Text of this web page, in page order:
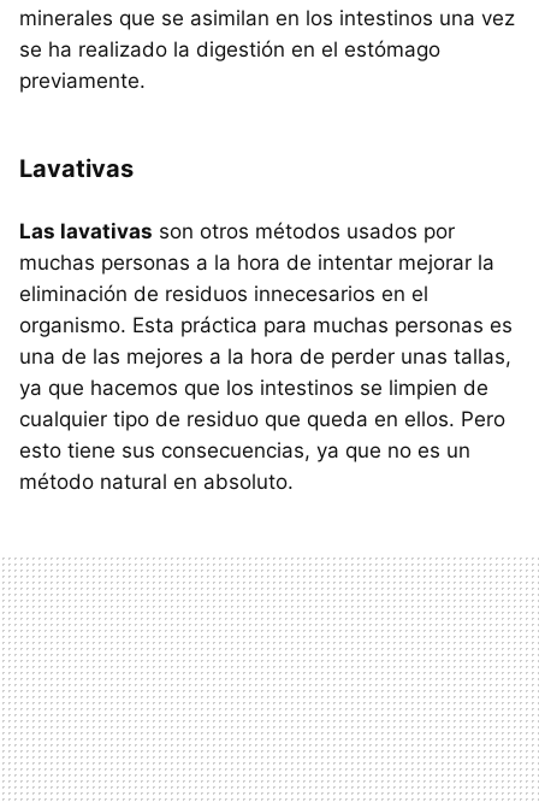
minerales que se asimilan en los intestinos una vez
se ha realizado la digestión en el estómago
previamente.
Lavativas
Las lavativas son otros métodos usados por
muchas personas a la hora de intentar mejorar la
eliminación de residuos innecesarios en el
organismo. Esta práctica para muchas personas es
una de las mejores a la hora de perder unas tallas,
ya que hacemos que los intestinos se limpien de
cualquier tipo de residuo que queda en ellos. Pero
esto tiene sus consecuencias, ya que no es un
método natural en absoluto.